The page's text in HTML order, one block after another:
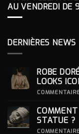
AU VENDREDI DE
DERNIÈRES NEWS
ROBE
LOOKS
COMMENT
STATUE ?